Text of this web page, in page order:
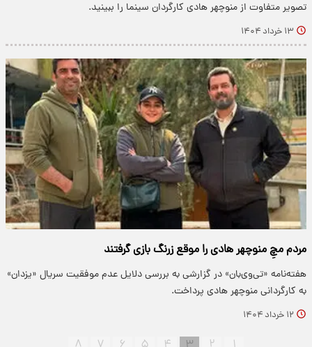
تصویر متفاوت از منوچهر هادی کارگردان سینما را ببینید.
۱۳ خرداد ۱۴۰۴
مردم مچِ منوچهر هادی را موقع زرنگ بازی گرفتند
هفته‌نامه «تی‌وی‌بان» در گزارشی به بررسی دلایل عدم موفقیت سریال «یزدان»
به کارگردانی منوچهر هادی پرداخت.
۱۲ خرداد ۱۴۰۴